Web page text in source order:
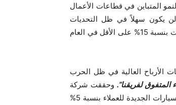
المتباين في قطاعات الأعمال
لن يكون سهلاً في ظل التحديات
الخارجية التي تتجاوز حدود سيطرتنا، إلا أننا نهدف إلى تحقيق عائد على المبيعات بنسبة 15‏% على الأقل في العام
الأرباح العالية في ظل الحرب
المتفوق لفريقنا”. وحققت شركة
السيارات الرياضية نمواً في الإيرادات على الرغم من انخفاض عمليات تسليم السيارات الجديدة للعملاء بنسبة 5‏%